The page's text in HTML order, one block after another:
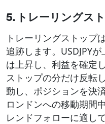
5. トレーリングス
トレーリングストップ
追跡します。USDJPY
は上昇し、利益を確定
ストップの分だけ反転
動し、ポジションを決
ロンドンへの移動期間
レンドフォローに適し